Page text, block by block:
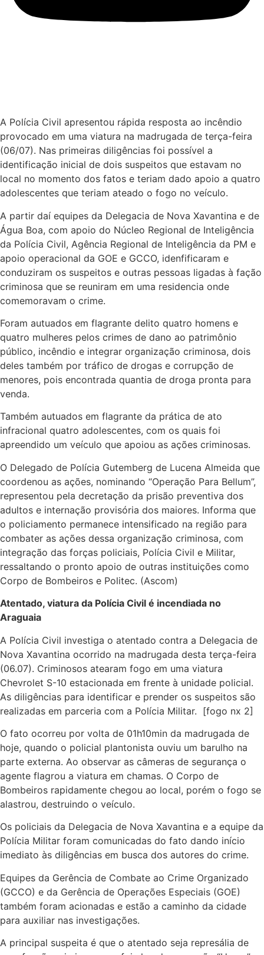
A Polícia Civil apresentou rápida resposta ao incêndio
provocado em uma viatura na madrugada de terça-feira
(06/07). Nas primeiras diligências foi possível a
identificação inicial de dois suspeitos que estavam no
local no momento dos fatos e teriam dado apoio a quatro
adolescentes que teriam ateado o fogo no veículo.
A partir daí equipes da Delegacia de Nova Xavantina e de
Água Boa, com apoio do Núcleo Regional de Inteligência
da Polícia Civil, Agência Regional de Inteligência da PM e
apoio operacional da GOE e GCCO, idenfificaram e
conduziram os suspeitos e outras pessoas ligadas à fação
criminosa que se reuniram em uma residencia onde
comemoravam o crime.
Foram autuados em flagrante delito quatro homens e
quatro mulheres pelos crimes de dano ao patrimônio
público, incêndio e integrar organização criminosa, dois
deles também por tráfico de drogas e corrupção de
menores, pois encontrada quantia de droga pronta para
venda.
Também autuados em flagrante da prática de ato
infracional quatro adolescentes, com os quais foi
apreendido um veículo que apoiou as ações criminosas.
O Delegado de Polícia Gutemberg de Lucena Almeida que
coordenou as ações, nominando “Operação Para Bellum”,
representou pela decretação da prisão preventiva dos
adultos e internação provisória dos maiores. Informa que
o policiamento permanece intensificado na região para
combater as ações dessa organização criminosa, com
integração das forças policiais, Polícia Civil e Militar,
ressaltando o pronto apoio de outras instituições como
Corpo de Bombeiros e Politec. (Ascom)
Atentado, viatura da Polícia Civil é incendiada no
Araguaia
A Polícia Civil investiga o atentado contra a Delegacia de
Nova Xavantina ocorrido na madrugada desta terça-feira
(06.07). Criminosos atearam fogo em uma viatura
Chevrolet S-10 estacionada em frente à unidade policial.
As diligências para identificar e prender os suspeitos são
realizadas em parceria com a Polícia Militar. [fogo nx 2]
O fato ocorreu por volta de 01h10min da madrugada de
hoje, quando o policial plantonista ouviu um barulho na
parte externa. Ao observar as câmeras de segurança o
agente flagrou a viatura em chamas. O Corpo de
Bombeiros rapidamente chegou ao local, porém o fogo se
alastrou, destruindo o veículo.
Os policiais da Delegacia de Nova Xavantina e a equipe da
Polícia Militar foram comunicadas do fato dando início
imediato às diligências em busca dos autores do crime.
Equipes da Gerência de Combate ao Crime Organizado
(GCCO) e da Gerência de Operações Especiais (GOE)
também foram acionadas e estão a caminho da cidade
para auxiliar nas investigações.
A principal suspeita é que o atentado seja represália de